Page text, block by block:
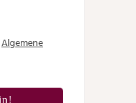
Algemene